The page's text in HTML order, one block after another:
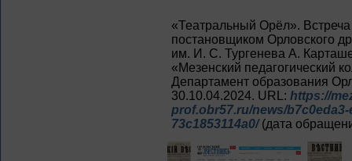
«Театральный Орёл».
постановщиком Орловского
им. И. С. Тургенева А.
«Мезенский педагогический
Департамент образования
30.10.04.2024. URL: https://
prof.obr57.ru/news/b7c0eda3-
73c1853114a0/ (дата